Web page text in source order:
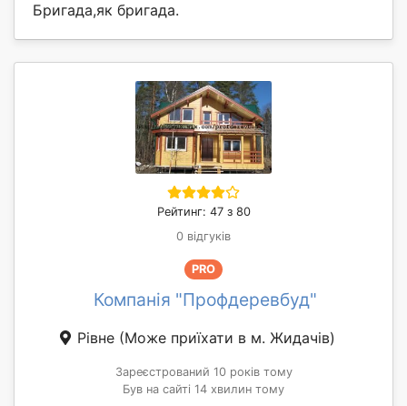
Бригада,як бригада.
Рейтинг: 47 з 80
0 відгуків
PRO
Компанія "Профдеревбуд"
Рівне (Може приїхати в м. Жидачів)
Зареєстрований 10 років тому
Був на сайті 14 хвилин тому